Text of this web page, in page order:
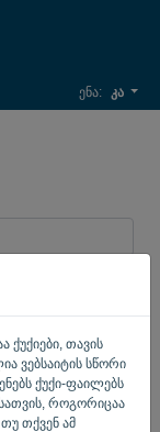
ქუქიები, თავის
ვებსაიტის სწორი
ქუქი-ფაილებს
როგორიცაა
თქვენ ამ
ენა: კა
პაროლი?